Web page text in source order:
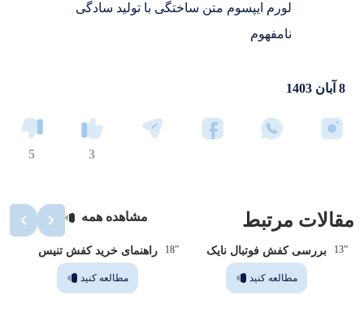
لورم ایپسوم متن ساختگی با تولید سادگی
نامفهوم
8 آبان 1403
3
5
مقالات مرتبط مشاهده همه
بررسی کفش فوتبال نایک
مطالعه کنید
راهنمای خرید کفش تنیس
مطالعه کنید